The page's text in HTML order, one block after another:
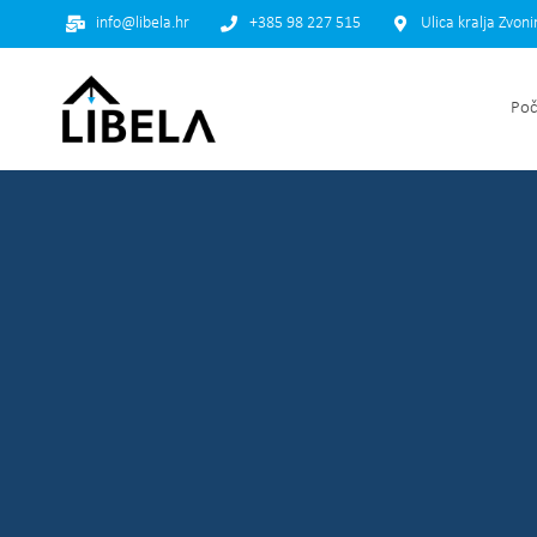
info@libela.hr +385 98 227 515 Ulica kralja